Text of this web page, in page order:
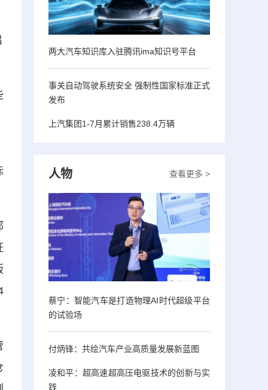
两大汽车知识库入驻腾讯ima知识号平台
事关自动驾驶系统安全 强制性国家标准正式
发布
上汽集团1-7月累计销售238.4万辆
查看更多 >
人物
蔡宁：智能汽车是打造物理AI时代超级平台
的试验场
付炳锋：共绘汽车产业高质量发展新蓝图
凌和平：超高速超高压电驱技术的创新与实
践